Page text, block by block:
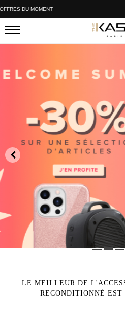
LE MEILLEUR DE
RECONDITIONNÉ